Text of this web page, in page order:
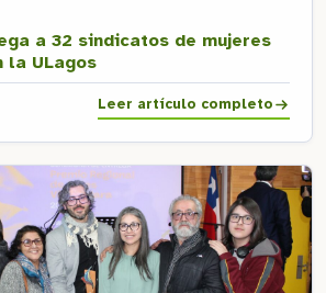
a 32 sindicatos de mujeres
la ULagos
Leer artículo completo